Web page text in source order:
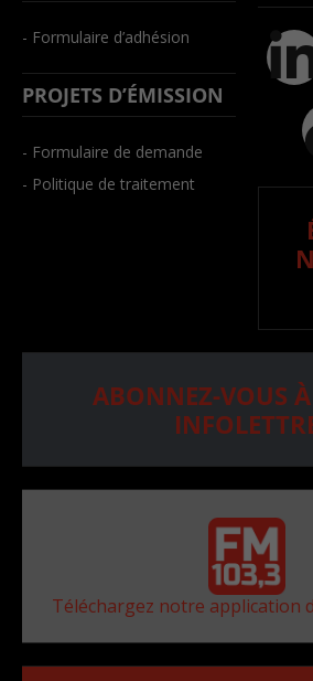
- Formulaire d’adhésion
PROJETS D’ÉMISSION
- Formulaire de demande
- Politique de traitement
ABONNEZ-VOUS
Téléchargez notre application